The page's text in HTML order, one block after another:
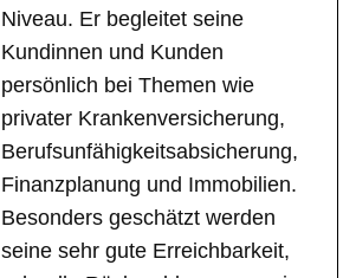
Niveau. Er begleitet seine
Kundinnen und Kunden
persönlich bei Themen wie
privater Krankenversicherung,
Berufsunfähigkeitsabsicherung,
Finanzplanung und Immobilien.
Besonders geschätzt werden
seine sehr gute Erreichbarkeit,